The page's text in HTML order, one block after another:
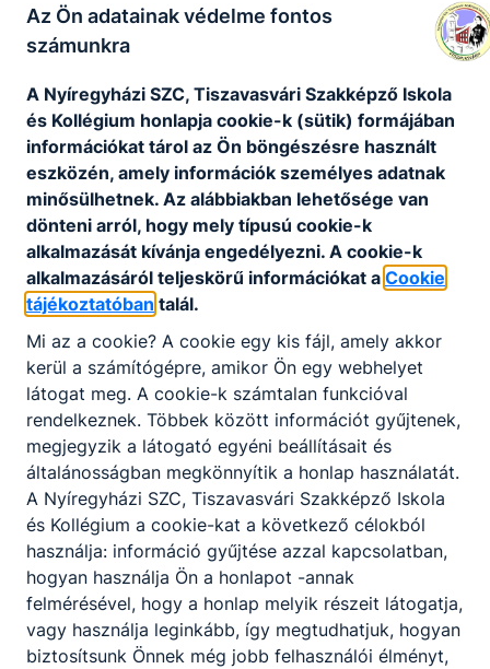
24 25 28
31 1
Legközelebbi esemény(ek)
Nincsenek események ezen a napon
KORÁBBI ESEMÉNYEK
Tanévnyitó ÜNNEPSÉG
2024. szeptember 2.
Időpont: 2024. szept. 2. 8:00- 2024. szept. 2.
8:00
Tanévnyitó
Az Ön adatainak védelme fontos
számunkra
A Nyíregyházi SZC, Tiszavasvári Szakképző Iskola
és Kollégium honlapja cookie-k (sütik) formájában
információkat tárol az Ön böngészésre használt
eszközén, amely információk személyes adatnak
minősülhetnek. Az alábbiakban lehetősége van
dönteni arról, hogy mely típusú cookie-k
alkalmazását kívánja engedélyezni. A cookie-k
alkalmazásáról teljeskörű információkat a Cookie
tájékoztatóban talál.
Mi az a cookie? A cookie egy kis fájl, amely akkor
kerül a számítógépre, amikor Ön egy webhelyet
látogat meg. A cookie-k számtalan funkcióval
rendelkeznek. Többek között információt gyűjtenek,
megjegyzik a látogató egyéni beállításait és
általánosságban megkönnyítik a honlap használatát.
A Nyíregyházi SZC, Tiszavasvári Szakképző Iskola
és Kollégium a cookie-kat a következő célokból
használja: információ gyűjtése azzal kapcsolatban,
hogyan használja Ön a honlapot -annak
felmérésével, hogy a honlap melyik részeit látogatja,
vagy használja leginkább, így megtudhatjuk, hogyan
biztosítsunk Önnek még jobb felhasználói élményt,